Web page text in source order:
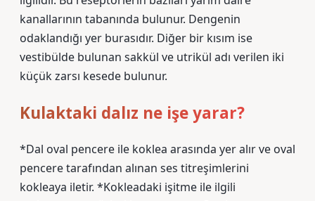
kanallarının tabanında bulunur. Dengenin
odaklandığı yer burasıdır. Diğer bir kısım ise
vestibülde bulunan sakkül ve utrikül adı verilen iki
küçük zarsı kesede bulunur.
Kulaktaki dalız ne işe yarar?
*Dal oval pencere ile koklea arasında yer alır ve oval
pencere tarafından alınan ses titreşimlerini
kokleaya iletir. *Kokleadaki işitme ile ilgili